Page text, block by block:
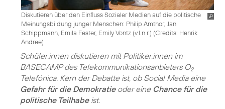
Diskutieren über den Einfluss Sozialer Medien auf die politische
Meinungsbildung junger Menschen: Philip Amthor, Jan
Schippmann, Emila Fester, Emily Vontz (v.l.n.r.) (Credits: Henrik
Andree)
Schüler:innen diskutieren mit Politiker:innen im
BASECAMP des Telekommunikationsanbieters O2
Telefónica. Kern der Debatte ist, ob Social Media eine
Gefahr für die Demokratieoder eine Chance für die
politische Teilhabeist.